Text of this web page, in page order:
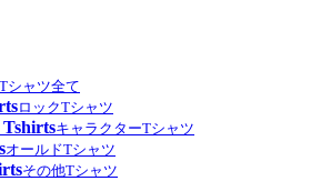
Tシャツ全て
ロックTシャツ
キャラクターTシャツ
オールドTシャツ
その他Tシャツ